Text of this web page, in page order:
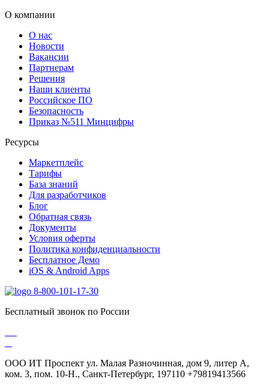
О компании
О нас
Новости
Вакансии
Партнерам
Решения
Наши клиенты
Российское ПО
Безопасность
Приказ №511 Минцифры
Ресурсы
Маркетплейс
Тарифы
База знаний
Для разработчиков
Блог
Обратная связь
Документы
Условия оферты
Политика конфиденциальности
Бесплатное Демо
iOS & Android Apps
8-800-101-17-30
Бесплатный звонок по России
ООО ИТ Проспект ул. Малая Разночинная, дом 9, литер А,
ком. 3, пом. 10-Н., Санкт-Петербург, 197110 +79819413566